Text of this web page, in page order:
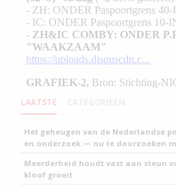
LAATSTE
Het geheugen van de Nederlandse
en onderzoek — nu te doorzoeken
Meerderheid houdt vast aan steun
kloof groeit